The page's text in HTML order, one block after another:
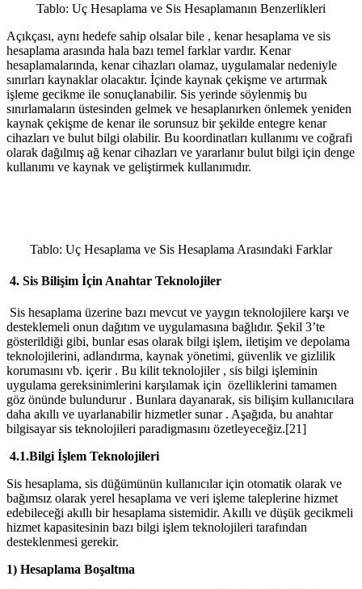
Tablo: Uç Hesaplama ve Sis Hesaplamanın Benzerlikleri
Açıkçası, aynı hedefe sahip olsalar bile , kenar hesaplama ve sis
hesaplama arasında hala bazı temel farklar vardır. Kenar
hesaplamalarında, kenar cihazları olamaz, uygulamalar nedeniyle
sınırları kaynaklar olacaktır. İçinde kaynak çekişme ve artırmak
işleme gecikme ile sonuçlanabilir. Sis yerinde söylenmiş bu
sınırlamaların üstesinden gelmek ve hesaplanırken önlemek yeniden
kaynak çekişme de kenar ile sorunsuz bir şekilde entegre kenar
cihazları ve bulut bilgi olabilir. Bu koordinatları kullanımı ve coğrafi
olarak dağılmış ağ kenar cihazları ve yararlanır bulut bilgi için denge
kullanımı ve kaynak ve geliştirmek kullanımıdır.
Tablo: Uç Hesaplama ve Sis Hesaplama Arasındaki Farklar
4. Sis Bilişim İçin Anahtar Teknolojiler
Sis hesaplama üzerine bazı mevcut ve yaygın teknolojilere karşı ve
desteklemeli onun dağıtım ve uygulamasına bağlıdır. Şekil 3’te
gösterildiği gibi, bunlar esas olarak bilgi işlem, iletişim ve depolama
teknolojilerini, adlandırma, kaynak yönetimi, güvenlik ve gizlilik
korumasını vb. içerir . Bu kilit teknolojiler , sis bilgi işleminin
uygulama gereksinimlerini karşılamak için özelliklerini tamamen
göz önünde bulundurur . Bunlara dayanarak, sis bilişim kullanıcılara
daha akıllı ve uyarlanabilir hizmetler sunar . Aşağıda, bu anahtar
bilgisayar sis teknolojileri paradigmasını özetleyeceğiz.[21]
4.1.Bilgi İşlem Teknolojileri
Sis hesaplama, sis düğümünün kullanıcılar için otomatik olarak ve
bağımsız olarak yerel hesaplama ve veri işleme taleplerine hizmet
edebileceği akıllı bir hesaplama sistemidir. Akıllı ve düşük gecikmeli
hizmet kapasitesinin bazı bilgi işlem teknolojileri tarafından
desteklenmesi gerekir.
1) Hesaplama Boşaltma